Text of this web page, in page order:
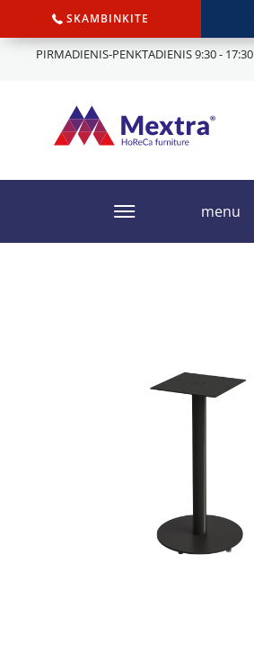
SKAMBINKITE
PIRMADIENIS-PENKTADIENIS 9:30 - 17:30
menu